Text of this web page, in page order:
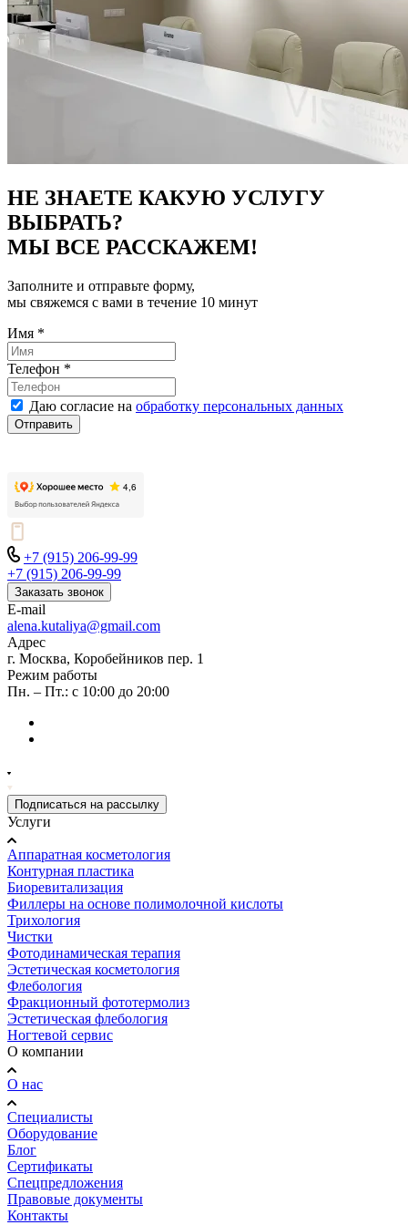
НЕ ЗНАЕТЕ КАКУЮ УСЛУГУ
ВЫБРАТЬ?
МЫ ВСЕ РАССКАЖЕМ!
Заполните и отправьте форму,
мы свяжемся с вами в течение 10 минут
Имя *
Телефон *
Даю согласие на обработку персональных данных
Отправить
+7 (915) 206-99-99
+7 (915) 206-99-99
Заказать звонок
E-mail
alena.kutaliya@gmail.com
Адрес
г. Москва, Коробейников пер. 1
Режим работы
Пн. – Пт.: с 10:00 до 20:00
Подписаться на рассылку
Услуги
Аппаратная косметология
Контурная пластика
Биоревитализация
Филлеры на основе полимолочной кислоты
Трихология
Чистки
Фотодинамическая терапия
Эстетическая косметология
Флебология
Фракционный фототермолиз
Эстетическая флебология
Ногтевой сервис
О компании
О нас
Специалисты
Оборудование
Блог
Сертификаты
Спецпредложения
Правовые документы
Контакты